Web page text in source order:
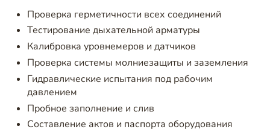
Проверка герметичности всех соединений
Тестирование дыхательной арматуры
Калибровка уровнемеров и датчиков
Проверка системы молниезащиты и заземления
Гидравлические испытания под рабочим
давлением
Пробное заполнение и слив
Составление актов и паспорта оборудования